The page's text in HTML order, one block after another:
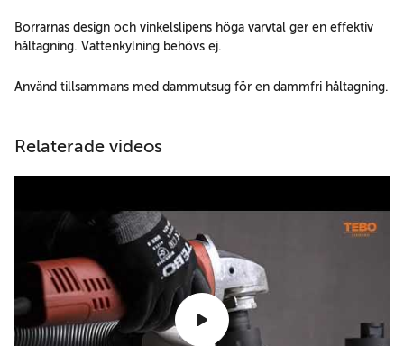
Borrarnas design och vinkelslipens höga varvtal ger en effektiv
håltagning. Vattenkylning behövs ej.
Använd tillsammans med dammutsug för en dammfri håltagning.
Relaterade videos